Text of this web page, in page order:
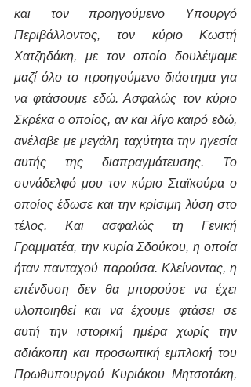
και τον προηγούμενο Υπουργό
Περιβάλλοντος, τον κύριο Κωστή
Χατζηδάκη, με τον οποίο δουλέψαμε
μαζί όλο το προηγούμενο διάστημα για
να φτάσουμε εδώ. Ασφαλώς τον κύριο
Σκρέκα ο οποίος, αν και λίγο καιρό εδώ,
ανέλαβε με μεγάλη ταχύτητα την ηγεσία
αυτής της διαπραγμάτευσης. Το
συνάδελφό μου τον κύριο Σταϊκούρα ο
οποίος έδωσε και την κρίσιμη λύση στο
τέλος. Και ασφαλώς τη Γενική
Γραμματέα, την κυρία Σδούκου, η οποία
ήταν πανταχού παρούσα. Κλείνοντας, η
επένδυση δεν θα μπορούσε να έχει
υλοποιηθεί και να έχουμε φτάσει σε
αυτή την ιστορική ημέρα χωρίς την
αδιάκοπη και προσωπική εμπλοκή του
Πρωθυπουργού Κυριάκου Μητσοτάκη,